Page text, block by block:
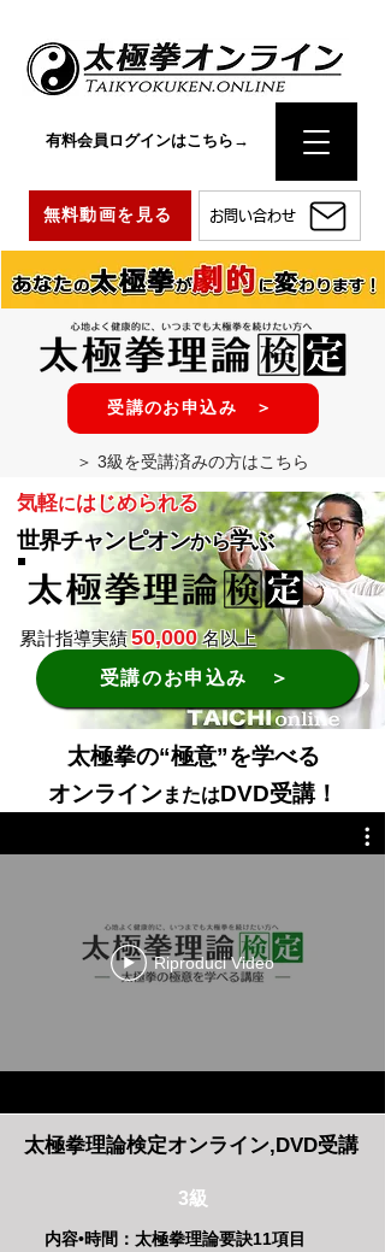
お問い合わせ
無料動画を見る
有料会員ログインはこちら→
受講のお申込み ＞
＞ 3級を受講済みの方はこちら
気軽にはじめられる
世界チャンピオンから学ぶ
累計指導実績50,000 名以上
受講のお申込み ＞
太極拳の“極意”を学べる
オンラインまたはDVD受講！
Riproduci Video
太極拳理論検定オンライン,DVD受講
3級
内容•時間：太極拳理論要訣11項目